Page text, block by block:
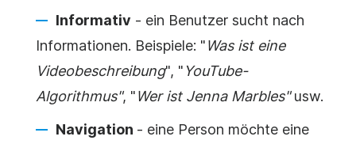
Informativ - ein Benutzer sucht nach
Informationen. Beispiele: "Was ist eine
Videobeschreibung", " YouTube-
Algorithmus", "Wer ist Jenna Marbles"usw.
Navigation - eine Person möchte eine